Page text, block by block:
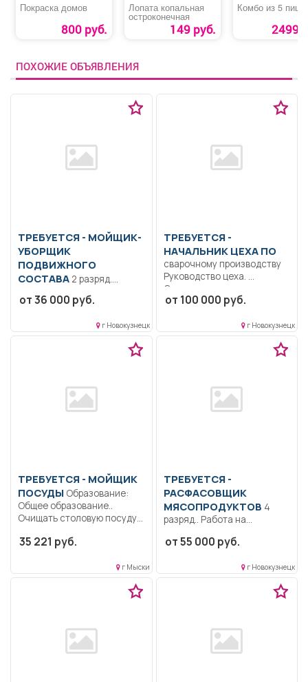
Покраска домов
800 руб.
Лопата копальная
остроконечная
149 руб.
Комбо из 5 пицц
2499
ПОХОЖИЕ ОБЪЯВЛЕНИЯ
ТРЕБУЕТСЯ - МОЙЩИК-
УБОРЩИК
ПОДВИЖНОГО
СОСТАВА
образование.. Наружная
состава вручную...
от 36 000 руб.
г Новокузнецк
ТРЕБУЕТСЯ -
НАЧАЛЬНИК ЦЕХА ПО
сварочному производству
Руководство цеха.
Организация
бесперебойной работы
от 100 000 руб.
г Новокузнецк
ТРЕБУЕТСЯ - МОЙЩИК
ПОСУДЫ
Общее образование..
Очищать столовую посуду
35 221 руб.
г Мыски
ТРЕБУЕТСЯ -
РАСФАСОВЩИК
МЯСОПРОДУКТОВ
разряд.. Работа на
упаковка.. Участок
от 55 000 руб.
г Новокузнецк